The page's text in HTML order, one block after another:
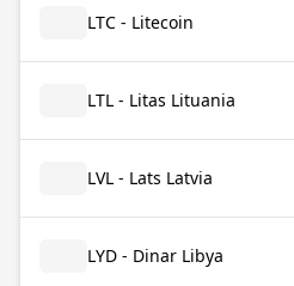
LTC - Litecoin
LTL - Litas Lituania
LVL - Lats Latvia
LYD - Dinar Libya